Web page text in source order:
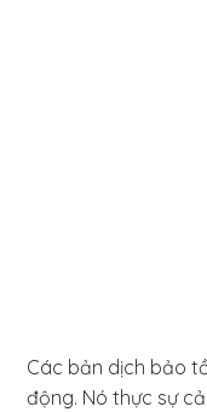
Các bản dịch bảo
động. Nó thực sự